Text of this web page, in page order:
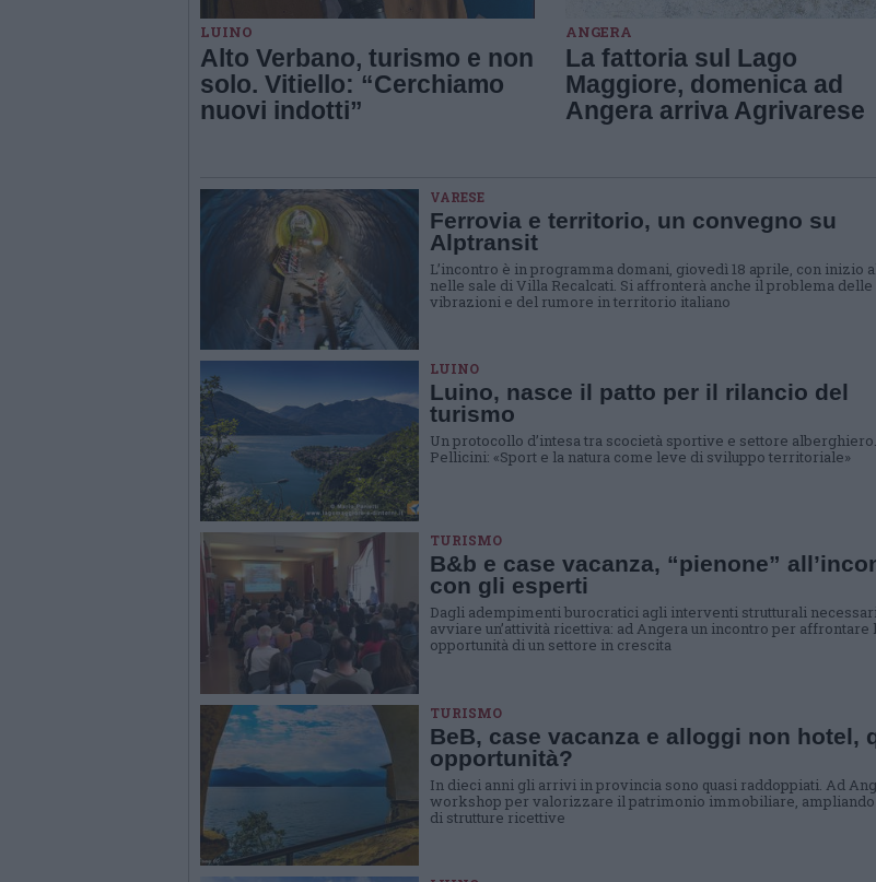
LUINO
Alto Verbano, turismo e non
solo. Vitiello: “Cerchiamo
nuovi indotti”
ANGERA
La fattoria sul Lago
Maggiore, domenica ad
Angera arriva Agrivarese
VARESE
Ferrovia e territorio, un convegno su
Alptransit
L’incontro è in programma domani, giovedì 18 aprile, con inizio
nelle sale di Villa Recalcati. Si affronterà anche il problema delle
vibrazioni e del rumore in territorio italiano
LUINO
Luino, nasce il patto per il rilancio del
turismo
Un protocollo d’intesa tra scocietà sportive e settore alberghiero.
Pellicini: «Sport e la natura come leve di sviluppo territoriale»
TURISMO
B&b e case vacanza, “pienone”
con gli esperti
Dagli adempimenti burocratici agli interventi strutturali
avviare un’attività ricettiva: ad Angera un incontro per affrontare
opportunità di un settore in crescita
TURISMO
BeB, case vacanza e alloggi non hotel,
opportunità?
In dieci anni gli arrivi in provincia sono quasi raddoppiati. Ad
workshop per valorizzare il patrimonio immobiliare, ampliando
di strutture ricettive